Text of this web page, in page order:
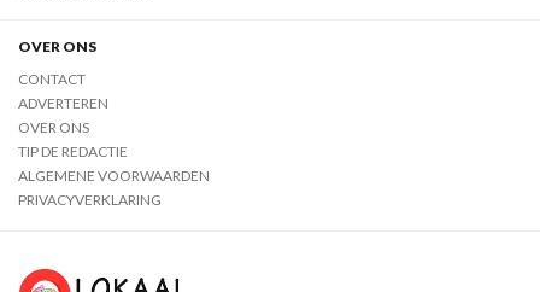
OVER ONS
CONTACT
ADVERTEREN
OVER ONS
TIP DE REDACTIE
ALGEMENE VOORWAARDEN
PRIVACYVERKLARING